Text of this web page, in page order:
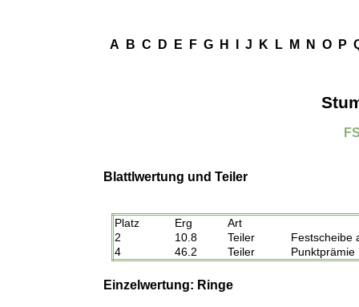
A B C D E F G H J K L M N O P
Blattlwertung und Teiler
Platz Erg
Art
2
10.8 Teiler
Festscheibe
4
46.2 Teiler
Einzelwertung: Ringe